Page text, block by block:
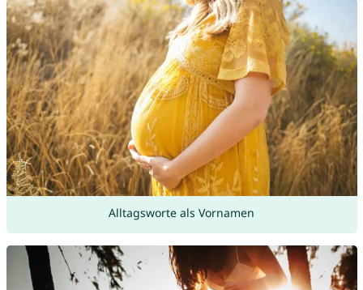
Alltagsworte als Vornamen